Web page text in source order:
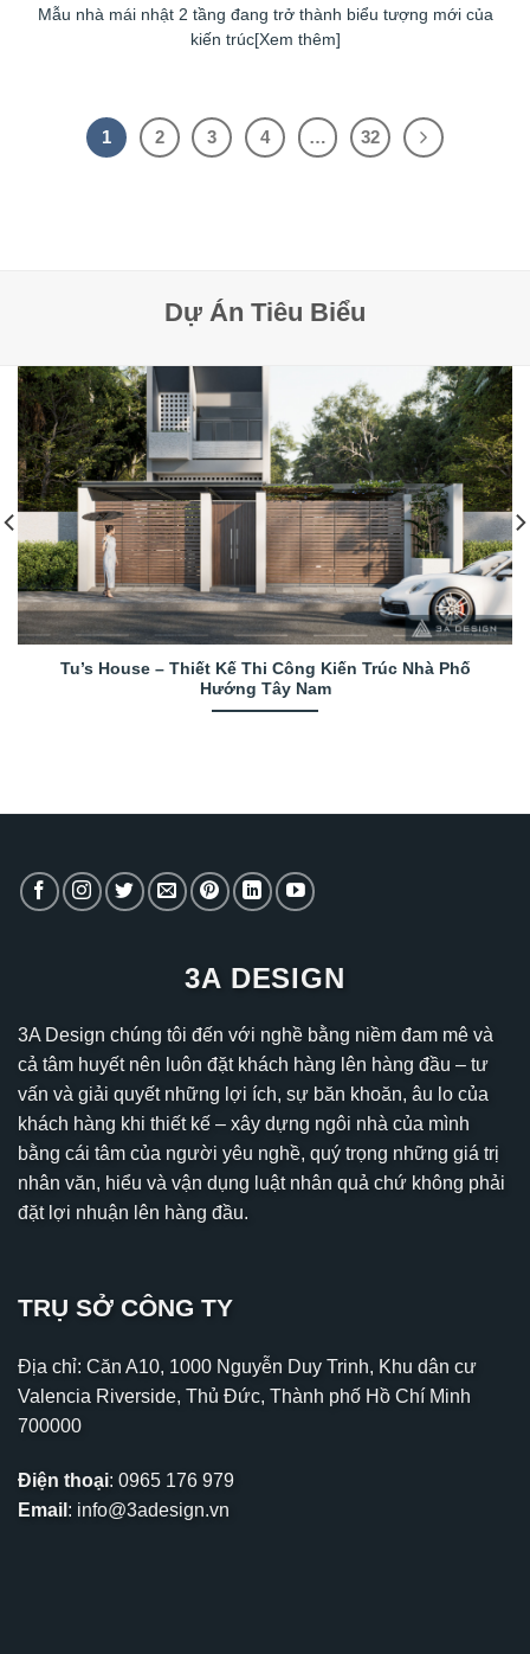
Mẫu nhà mái nhật 2 tầng đang trở thành biểu tượng mới của
kiến trúc[Xem thêm]
1 2 3 4 … 32
Dự Án Tiêu Biểu
Tu’s House – Thiết Kế Thi Công Kiến Trúc Nhà Phố
Hướng Tây Nam
3A DESIGN
3A Design chúng tôi đến với nghề bằng niềm đam mê và
cả tâm huyết nên luôn đặt khách hàng lên hàng đầu – tư
vấn và giải quyết những lợi ích, sự băn khoăn, âu lo của
khách hàng khi thiết kế – xây dựng ngôi nhà của mình
bằng cái tâm của người yêu nghề, quý trọng những giá trị
nhân văn, hiểu và vận dụng luật nhân quả chứ không phải
đặt lợi nhuận lên hàng đầu.
TRỤ SỞ CÔNG TY
Địa chỉ: Căn A10, 1000 Nguyễn Duy Trinh, Khu dân cư
Valencia Riverside, Thủ Đức, Thành phố Hồ Chí Minh
700000
Điện thoại: 0965 176 979
Email : info@3adesign.vn